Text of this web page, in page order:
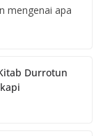
mengenai apa
Durrotun